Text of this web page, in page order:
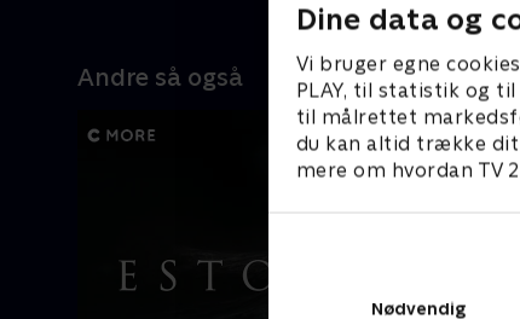
Dine data og
Vi bruger egne
PLAY, til statistik og
til målrettet
du kan altid trække dit
mere om hvordan TV
Nødvendig
Andre så også